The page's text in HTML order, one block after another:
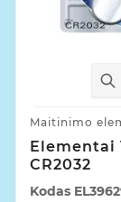
Maitinimo
Elementai
CR2032
Kodas